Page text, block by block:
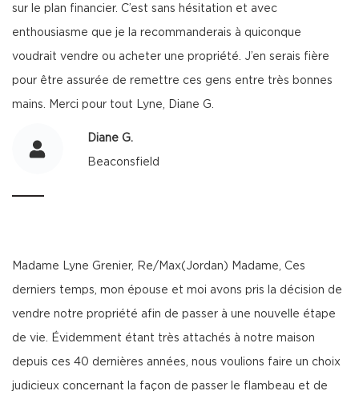
sur le plan financier. C’est sans hésitation et avec
enthousiasme que je la recommanderais à quiconque
voudrait vendre ou acheter une propriété. J’en serais fière
pour être assurée de remettre ces gens entre très bonnes
mains. Merci pour tout Lyne, Diane G.
Diane G.
Beaconsfield
Madame Lyne Grenier, Re/Max(Jordan) Madame, Ces
derniers temps, mon épouse et moi avons pris la décision de
vendre notre propriété afin de passer à une nouvelle étape
de vie. Évidemment étant très attachés à notre maison
depuis ces 40 dernières années, nous voulions faire un choix
judicieux concernant la façon de passer le flambeau et de